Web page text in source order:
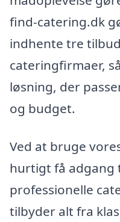
find-catering.dk
indhente tre
cateringfirmaer,
løsning, der
og budget.
Ved at bruge
hurtigt få adgang
professionelle
tilbyder alt fra